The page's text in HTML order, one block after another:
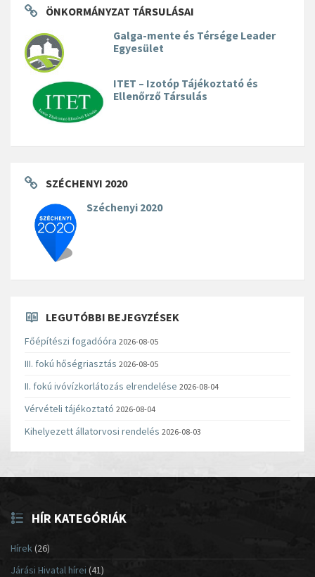
ÖNKORMÁNYZAT TÁRSULÁSAI
Galga-mente és Térsége Leader
Egyesület
ITET – Izotóp Tájékoztató és
Ellenőrző Társulás
SZÉCHENYI 2020
Széchenyi 2020
LEGUTÓBBI BEJEGYZÉSEK
Főépítészi fogadóóra 2026-08-05
III. fokú hőségriasztás 2026-08-05
II. fokú ivóvízkorlátozás elrendelése 2026-08-04
Vérvételi tájékoztató 2026-08-04
Kihelyezett állatorvosi rendelés 2026-08-03
HÍR KATEGÓRIÁK
Hírek(26)
Járási Hivatal hírei (41)